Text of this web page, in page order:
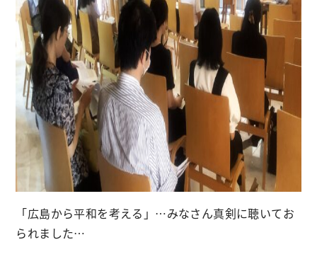
「広島から平和を考える」…みなさん真剣に聴いてお
られました…